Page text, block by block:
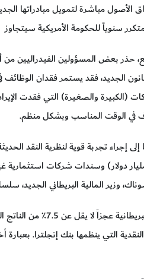
الأصول مباشرة لتمويل مبادراتها
سنوياً للحكومة الأمريكية
بعض المسؤولين الفيدراليين من
القانون الجديد، فقد يستمر فقدان
(الكبيرة والصغيرة) التي فقدت
في الوقت المناسب وبشكل منظم.
إجراء تجربة قوية لنظرية النقد
التي ينظمها بنك إنجلترا.